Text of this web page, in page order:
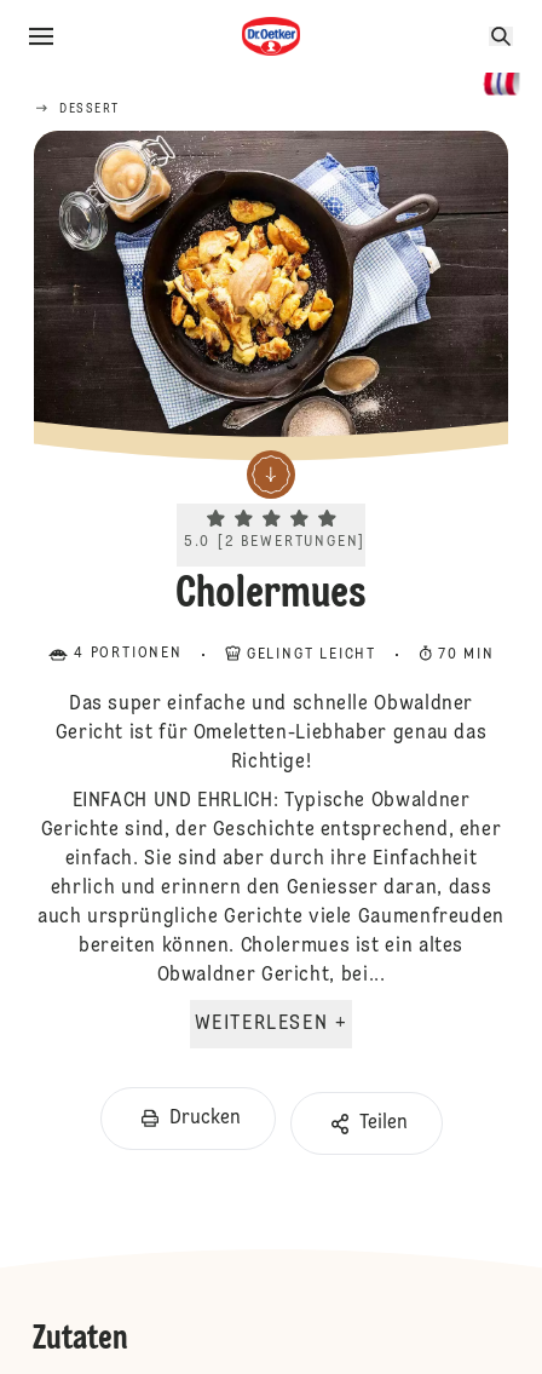
DESSERT
Current rating 5.0. Click to rate.
5.0 2 BEWERTUNGEN
Cholermues
4 PORTIONEN GELINGT LEICHT 70 MIN
Das super einfache und schnelle Obwaldner
Gericht ist für Omeletten-Liebhaber genau das
Richtige!
EINFACH UND EHRLICH: Typische Obwaldner
Gerichte sind, der Geschichte entsprechend, eher
einfach. Sie sind aber durch ihre Einfachheit
ehrlich und erinnern den Geniesser daran, dass
auch ursprüngliche Gerichte viele Gaumenfreuden
bereiten können. Cholermues ist ein altes
Obwaldner Gericht, bei...
WEITERLESEN +
Drucken Teilen
Zutaten